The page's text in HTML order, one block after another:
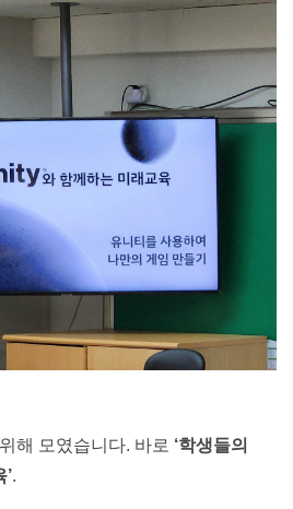
해 모였습니다. 바로 ‘학생들의
.